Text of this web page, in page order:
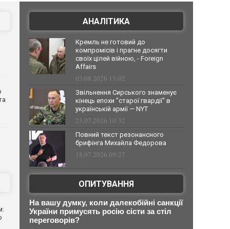
АНАЛІТИКА
Кремль не готовий до
компромісів і прагне досягти
своїх цілей війною, - Foreign
Affairs
03.08.2026 13:02
Звільнення Сирського знаменує
кінець епохи "старої гвардії" в
українській армії — NYT
23.07.2026 10:32
Повний текст резонансного
брифінга Михайла Федорова
18.07.2026 09:27
ОПИТУВАННЯ
На вашу думку, коли далекобійні санкції
України примусять росію сісти за стіл
переговорів?